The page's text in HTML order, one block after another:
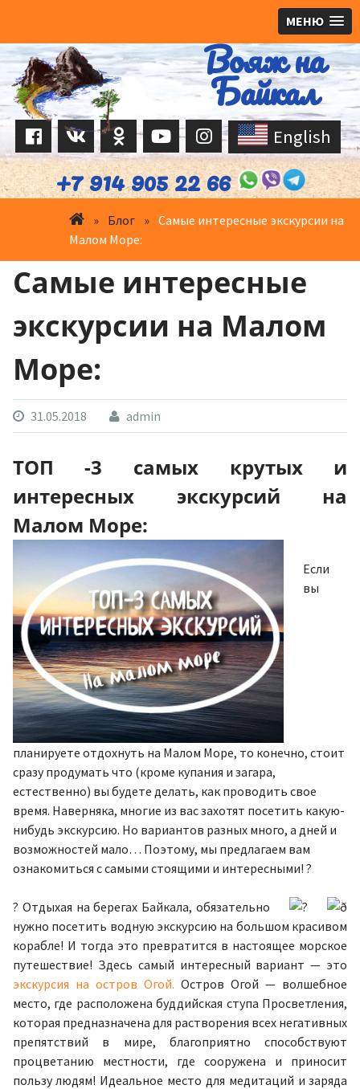
МЕНЮ
Перейти
содержимому
Вояж на
Байкал
English
+7 914 905 22 66
» Блог » Самые интересные экскурсии на
Малом Море:
Самые интересные
экскурсии на Малом
Море:
31.05.2018 admin
ТОП -3 самых крутых и
интересных экскурсий на
Малом Море:
Если
вы
планируете отдохнуть на Малом Море, то конечно, стоит
сразу продумать что (кроме купания и загара,
естественно) вы будете делать, как проводить свое
время. Наверняка, многие из вас захотят посетить какую-
нибудь экскурсию. Но вариантов разных много, а дней и
возможностей мало… Поэтому, мы предлагаем вам
ознакомиться с самыми стоящими и интересными! ?
? Отдыхая на берегах Байкала, обязательно
нужно посетить водную экскурсию на большом красивом
корабле! И тогда это превратится в настоящее морское
путешествие! Здесь самый интересный вариант — это
экскурсия на остров Огой. Остров Огой — волшебное
место, где расположена буддийская ступа Просветления,
которая предназначена для растворения всех негативных
препятствий в мире, благоприятно способствуют
процветанию местности, где сооружена и приносит
пользу людям! Идеальное место для медитаций и заряда